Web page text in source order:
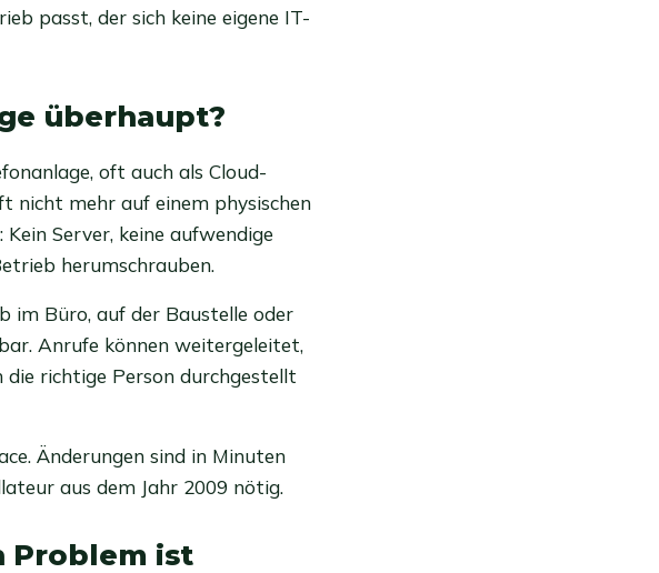
passt, der sich keine eigene IT-
überhaupt?
oft auch als Cloud-
nicht mehr auf einem physischen
Server, keine aufwendige
herumschrauben.
im Büro, auf der Baustelle oder
Anrufe können weitergeleitet,
richtige Person durchgestellt
Änderungen sind in Minuten
aus dem Jahr 2009 nötig.
Problem ist